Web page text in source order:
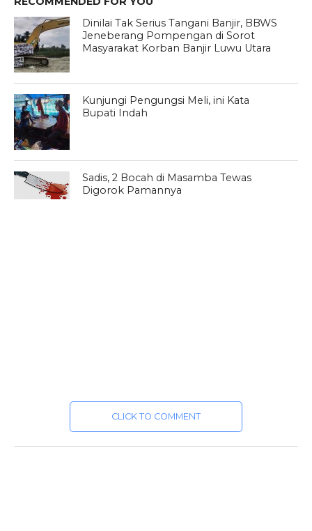
Dinilai Tak Serius Tangani Banjir, BBWS
Jeneberang Pompengan di Sorot
Masyarakat Korban Banjir Luwu Utara
Kunjungi Pengungsi Meli, ini Kata
Bupati Indah
Sadis, 2 Bocah di Masamba Tewas
Digorok Pamannya
CLICK TO COMMENT